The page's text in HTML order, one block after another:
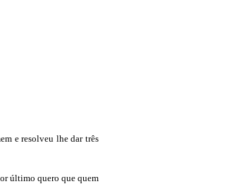
e resolveu lhe dar três
último quero que quem